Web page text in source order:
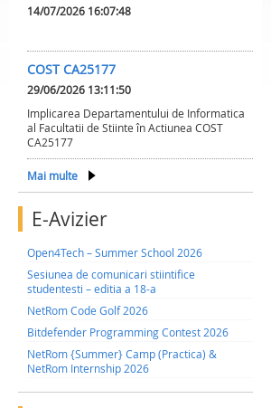
14/07/2026 16:07:48
COST CA25177
29/06/2026 13:11:50
Implicarea Departamentului de Informatica
al Facultatii de Stiinte în Actiunea COST
CA25177
Mai multe
E-Avizier
Open4Tech – Summer School 2026
Sesiunea de comunicari stiintifice
studentesti – editia a 18-a
NetRom Code Golf 2026
Bitdefender Programming Contest 2026
NetRom {Summer} Camp (Practica) &
NetRom Internship 2026